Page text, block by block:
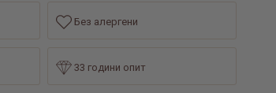
Без алергени
33 години опит